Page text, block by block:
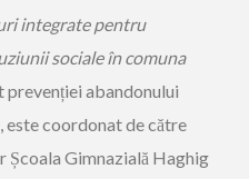
integrate pentru
sociale în comuna
abandonului
este coordonat de către
Școala Gimnazială Haghig